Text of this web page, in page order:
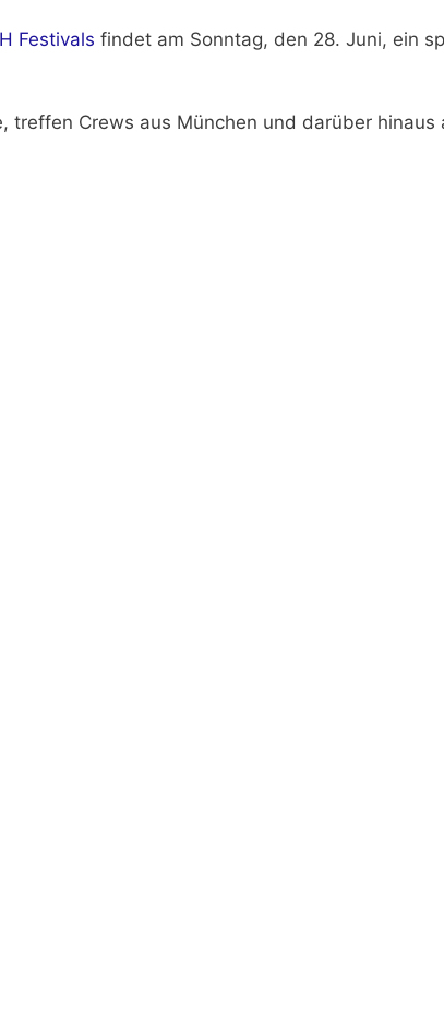
Festivals findet am Sonntag, den 28. Juni, ein
Crews aus München und darüber hinaus